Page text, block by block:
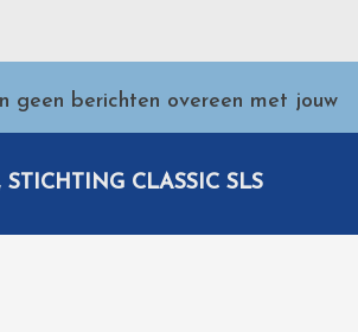
geen berichten overeen met jouw
CLASSIC SLS